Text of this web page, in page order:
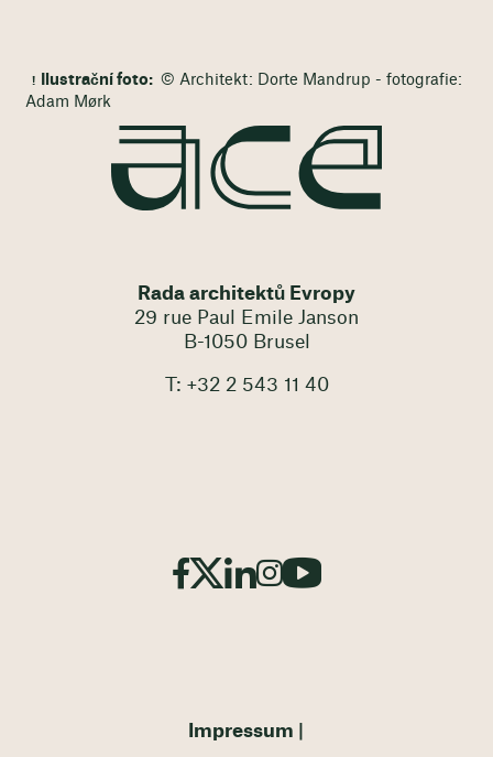
Ilustrační foto: © Architekt: Dorte Mandrup - fotografie:
Adam Mørk
Rada architektů Evropy
29 rue Paul Emile Janson
B-1050 Brusel
T: +32 2 543 11 40
Impressum